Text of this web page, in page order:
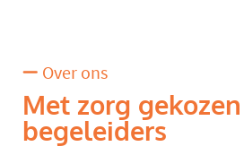
Over ons
Met zorg gekozen
begeleiders